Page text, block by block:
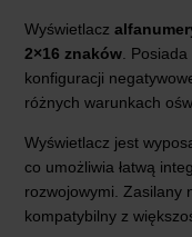
Wyświetlacz
2×16 znaków. Posiada
konfiguracji
różnych warunkach
Wyświetlacz jest
co umożliwia łatwą
rozwojowymi. Zasilany
kompatybilny z